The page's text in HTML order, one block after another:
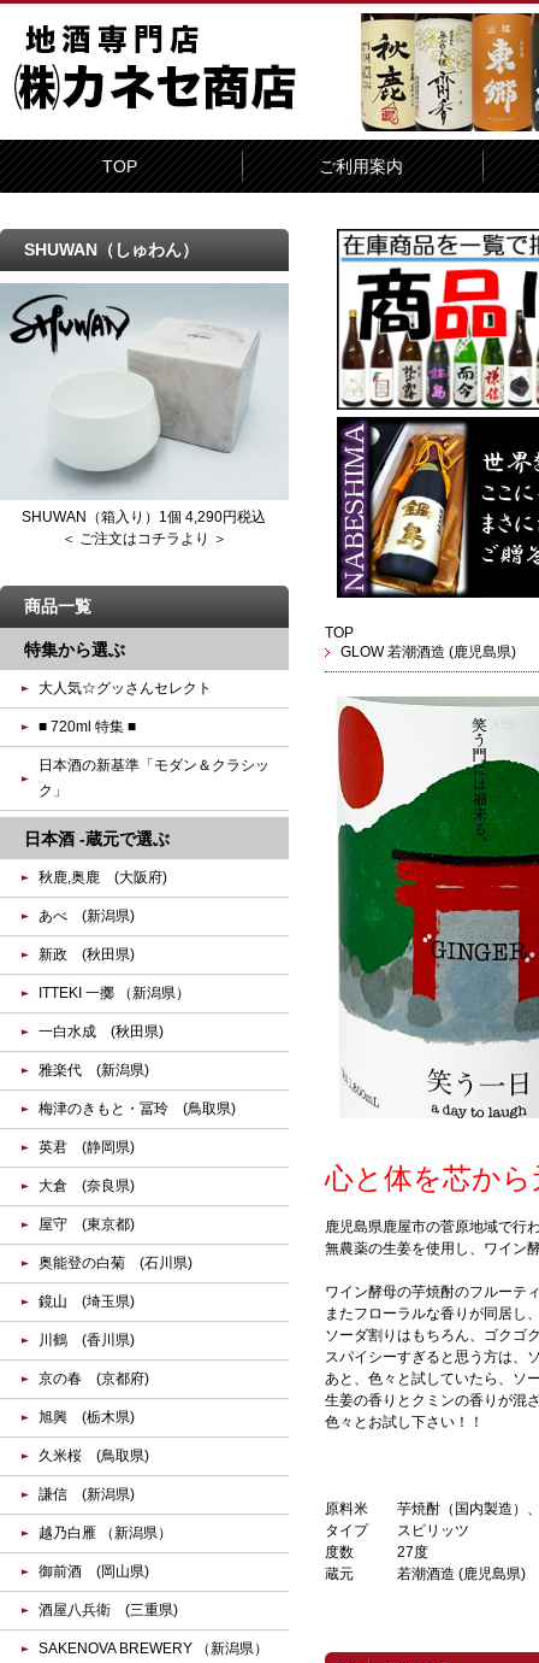
TOP ご利用案内
TOP
GLOW 若潮酒造 (鹿児島県)
心と体を芯か
鹿児島県鹿屋市の菅原地域で行
無農薬の生姜を使用し、ワイン
ワイン酵母の芋焼酎のフルーテ
またフローラルな香りが同居し
ソーダ割りはもちろん、ゴクゴ
スパイシーすぎると思う方は、
あと、色々と試していたら、ソ
生姜の香りとクミンの香りが混
色々とお試し下さい！！
原料米
芋焼酎（国内製造）
タイプ
スピリッツ
度数
27度
蔵元
若潮酒造 (鹿児島県)
SHUWAN（しゅわん）
SHUWAN（箱入り）1個 4,290円税込
＜ ご注文はコチラより ＞
商品一覧
特集から選ぶ
大人気☆グッさんセレクト
■ 720ml 特集 ■
日本酒の新基準「モダン＆クラシッ
ク」
日本酒 -蔵元で選ぶ
秋鹿,奥鹿 (大阪府)
あべ (新潟県)
新政 (秋田県)
ITTEKI 一擲 （新潟県）
一白水成 (秋田県)
雅楽代 (新潟県)
梅津のきもと・冨玲 (鳥取県)
英君 (静岡県)
大倉 (奈良県)
屋守 (東京都)
奥能登の白菊 (石川県)
鏡山 (埼玉県)
川鶴 (香川県)
京の春 (京都府)
旭興 (栃木県)
久米桜 (鳥取県)
謙信 (新潟県)
越乃白雁 （新潟県）
御前酒 (岡山県)
酒屋八兵衛 (三重県)
SAKENOVA BREWERY （新潟県）